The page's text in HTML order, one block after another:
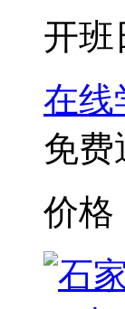
开班
在线
免费
价格